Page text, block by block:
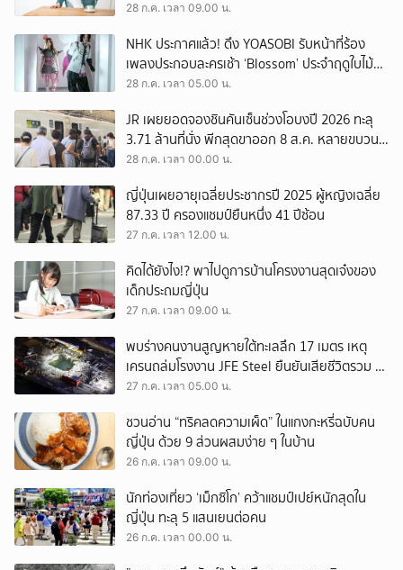
28 ก.ค. เวลา 09.00 น.
NHK ประกาศแล้ว! ดึง YOASOBI รับหน้าที่ร้อง
เพลงประกอบละครเช้า ‘Blossom’ ประจำฤดูใบไม้
ร่วง 2026
28 ก.ค. เวลา 05.00 น.
JR เผยยอดจองชินคันเซ็นช่วงโอบงปี 2026 ทะลุ
3.71 ล้านที่นั่ง พีกสุดขาออก 8 ส.ค. หลายขบวน
เต็มแล้ว
28 ก.ค. เวลา 00.00 น.
ญี่ปุ่นเผยอายุเฉลี่ยประชากรปี 2025 ผู้หญิงเฉลี่ย
87.33 ปี ครองแชมป์ยืนหนึ่ง 41 ปีซ้อน
27 ก.ค. เวลา 12.00 น.
คิดได้ยังไง!? พาไปดูการบ้านโครงงานสุดเจ๋งของ
เด็กประถมญี่ปุ่น
27 ก.ค. เวลา 09.00 น.
พบร่างคนงานสูญหายใต้ทะเลลึก 17 เมตร เหตุ
เครนถล่มโรงงาน JFE Steel ยืนยันเสียชีวิตรวม 4
ราย ตำรวจเร่งสอบปมความปลอดภัย
27 ก.ค. เวลา 05.00 น.
ชวนอ่าน “ทริคลดความเผ็ด” ในแกงกะหรี่ฉบับคน
ญี่ปุ่น ด้วย 9 ส่วนผสมง่าย ๆ ในบ้าน
26 ก.ค. เวลา 09.00 น.
นักท่องเที่ยว ‘เม็กซิโก’ คว้าแชมป์เปย์หนักสุดใน
ญี่ปุ่น ทะลุ 5 แสนเยนต่อคน
26 ก.ค. เวลา 00.00 น.